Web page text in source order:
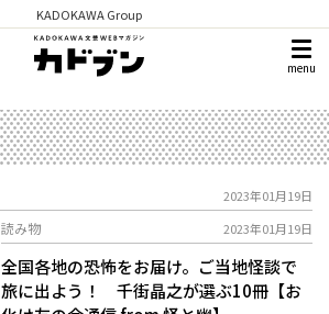
KADOKAWA Group
menu
2023年01月19日
読み物 2023年01月19日
全国各地の恐怖をお届け。ご当地怪談で
旅に出よう！ 千街晶之が選ぶ10冊【お